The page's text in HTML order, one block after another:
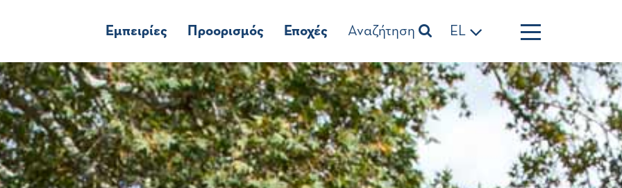
Εμπειρίες Προορισμός Εποχές Αναζήτηση EL